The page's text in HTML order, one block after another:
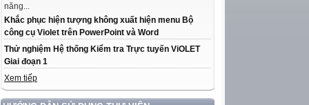
năng...
Khắc phục hiện tượng không xuất hiện menu Bộ
công cụ Violet trên PowerPoint và Word
Thử nghiệm Hệ thống Kiểm tra Trực tuyến ViOLET
Giai đoạn 1
Xem tiếp